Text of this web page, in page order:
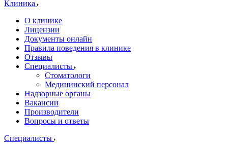
Клиника
О клинике
Лицензии
Документы онлайн
Правила поведения в клинике
Отзывы
Специалисты
Стоматологи
Медицинский персонал
Надзорные органы
Вакансии
Производители
Вопросы и ответы
Специалисты